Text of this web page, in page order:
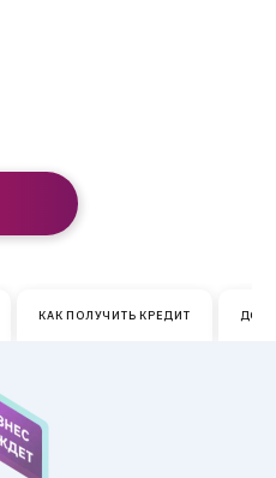
КАК ПОЛУЧИТЬ КРЕДИТ